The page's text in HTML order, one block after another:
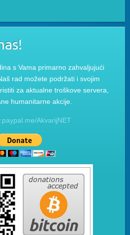
s Vama primarno zahvaljujući
rad možete podržati i svojim
za aktualne troškove servera,
humanitarne akcije.
AkvarijNET